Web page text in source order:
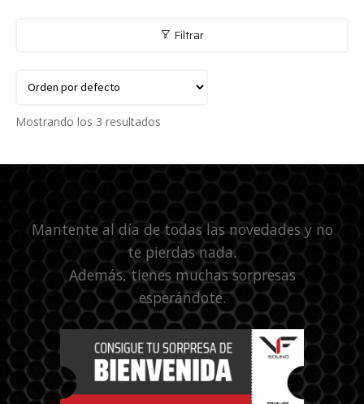
Filtrar
Mostrando los 3 resultados
Mantente al día de todas las novedades y no
te pierdas nada.
Además, tienes muchas sorpresas
esperándote.